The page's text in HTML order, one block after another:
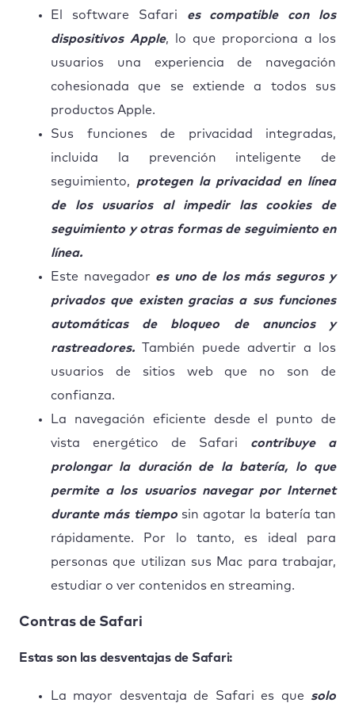
El software Safari es compatible con los
dispositivos Apple, lo que proporciona a los
usuarios una experiencia de navegación
cohesionada que se extiende a todos sus
productos Apple.
Sus funciones de privacidad integradas,
incluida la prevención inteligente de
seguimiento, protegen la privacidad en línea
de los usuarios al impedir las cookies de
seguimiento y otras formas de seguimiento en
línea.
Este navegador es uno de los más seguros y
privados que existen gracias a sus funciones
automáticas de bloqueo de anuncios y
rastreadores. También puede advertir a los
usuarios de sitios web que no son de
confianza.
La navegación eficiente desde el punto de
vista energético de Safari contribuye a
prolongar la duración de la batería, lo que
permite a los usuarios navegar por Internet
durante más tiemposin agotar la batería tan
rápidamente. Por lo tanto, es ideal para
personas que utilizan sus Mac para trabajar,
estudiar o ver contenidos en streaming.
Contras de Safari
Estas son las desventajas de Safari:
La mayor desventaja de Safari es que solo